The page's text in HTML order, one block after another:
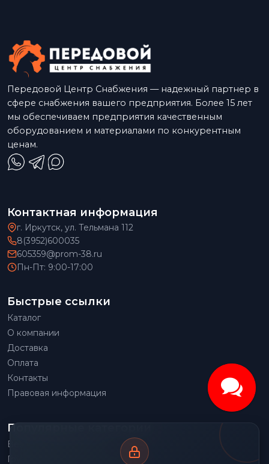
Передовой Центр Снабжения — надежный партнер в
сфере снабжения вашего предприятия. Более 15 лет
мы обеспечиваем предприятия качественным
оборудованием и материалами по конкурентным
ценам.
Контактная информация
г. Иркутск, ул. Тельмана 112
8(3952)600035
605359@prom-38.ru
Пн-Пт: 9:00-17:00
Быстрые ссылки
Каталог
О компании
Доставка
Оплата
Контакты
Правовая информация
Популярные категории
Весовое оборудование
Грузоподъемное оборудование